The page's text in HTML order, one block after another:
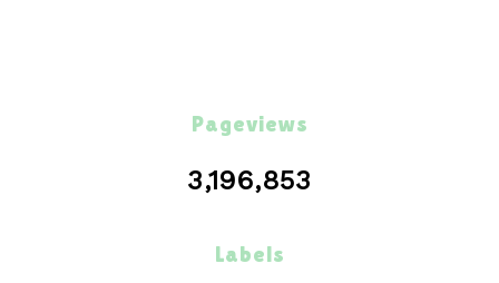
Pageviews
3,196,853
Labels